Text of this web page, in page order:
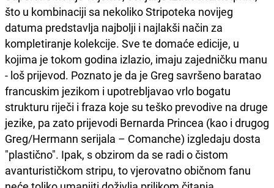
što u kombinaciji sa nekoliko Stripoteka novijeg
datuma predstavlja najbolji i najlakši način za
kompletiranje kolekcije. Sve te domaće edicije, u
kojima je tokom godina izlazio, imaju zajedničku manu
- loš prijevod. Poznato je da je Greg savršeno baratao
francuskim jezikom i upotrebljavao vrlo bogatu
strukturu riječi i fraza koje su teško prevodive na druge
jezike, pa zato prijevodi Bernarda Princea (kao i drugog
Greg/Hermann serijala – Comanche) izgledaju dosta
"plastično". Ipak, s obzirom da se radi o čistom
avanturističkom stripu, to vjerovatno običnom fanu